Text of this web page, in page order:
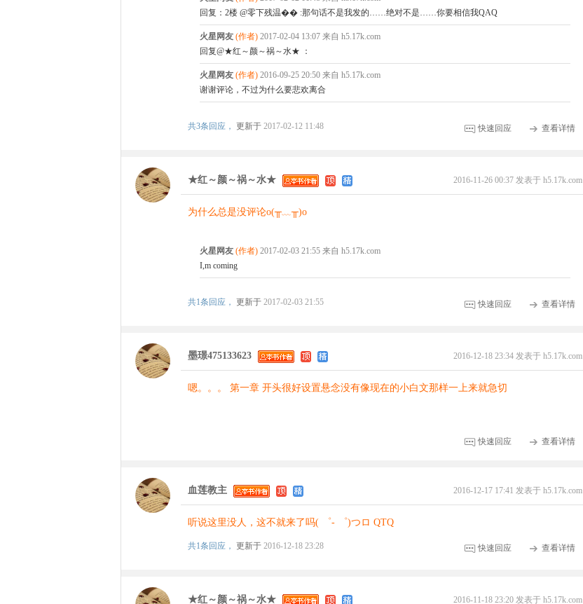
回复：2楼 @零下残温�� :那句话不是我发的……绝对不是……你要相信我QAQ
火星网友 (作者) 2017-02-04 13:07 来自 h5.17k.com
回复@★红～颜～祸～水★ ：
火星网友 (作者) 2016-09-25 20:50 来自 h5.17k.com
谢谢评论，不过为什么要悲欢离合
快速回应 查看详情
共3条回应， 更新于 2017-02-12 11:48
2016-11-26 00:37 发表于 h5.17k.com
★红～颜～祸～水★
为什么总是没评论o(╥﹏╥)o
火星网友 (作者) 2017-02-03 21:55 来自 h5.17k.com
I,m coming
快速回应 查看详情
共1条回应， 更新于 2017-02-03 21:55
2016-12-18 23:34 发表于 h5.17k.com
墨璟475133623
嗯。。。 第一章 开头很好设置悬念没有像现在的小白文那样一上来就急切
快速回应 查看详情
2016-12-17 17:41 发表于 h5.17k.com
血莲教主
听说这里没人，这不就来了吗( ゜- ゜)つロ QTQ
快速回应 查看详情
共1条回应， 更新于 2016-12-18 23:28
2016-11-18 23:20 发表于 h5.17k.com
★红～颜～祸～水★